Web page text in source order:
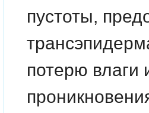
пустоты,
потерю